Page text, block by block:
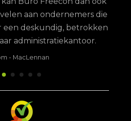
aan ondernemers die
een deskundig, betrokken
administratiekantoor.
- MacLennan